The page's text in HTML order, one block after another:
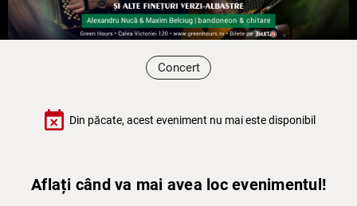
Concert
event_busy Din păcate, acest eveniment nu mai este disponibil
Aflați când va mai avea loc evenimentul!